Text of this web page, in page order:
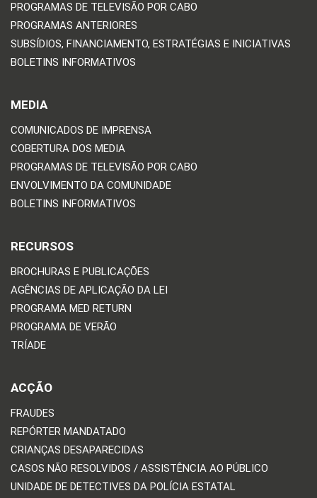
PROGRAMAS DE TELEVISÃO POR CABO
PROGRAMAS ANTERIORES
SUBSÍDIOS, FINANCIAMENTO, ESTRATÉGIAS E INICIATIVAS
BOLETINS INFORMATIVOS
MEDIA
COMUNICADOS DE IMPRENSA
COBERTURA DOS MEDIA
PROGRAMAS DE TELEVISÃO POR CABO
ENVOLVIMENTO DA COMUNIDADE
BOLETINS INFORMATIVOS
RECURSOS
BROCHURAS E PUBLICAÇÕES
AGÊNCIAS DE APLICAÇÃO DA LEI
PROGRAMA MED RETURN
PROGRAMA DE VERÃO
TRÍADE
ACÇÃO
FRAUDES
REPÓRTER MANDATADO
CRIANÇAS DESAPARECIDAS
CASOS NÃO RESOLVIDOS / ASSISTÊNCIA AO PÚBLICO
UNIDADE DE DETECTIVES DA POLÍCIA ESTATAL